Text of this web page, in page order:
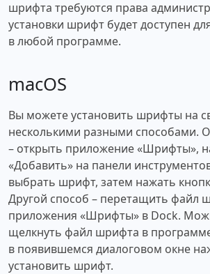
шрифта требуются права
установки шрифт будет доступен
в любой программе.
macOS
Вы можете установить шрифты на
несколькими разными способами.
– открыть приложение «Шрифты»,
«Добавить» на панели
выбрать шрифт, затем нажать
Другой способ – перетащить файл
приложения «Шрифты» в Dock.
щелкнуть файл шрифта в
в появившемся диалоговом окне
установить шрифт.